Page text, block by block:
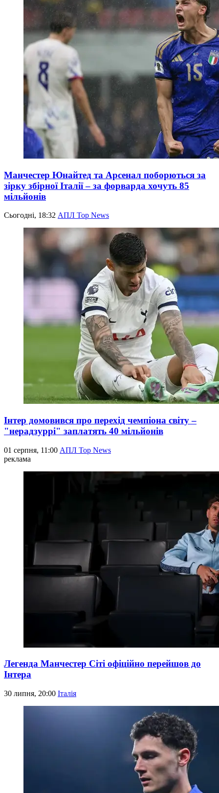
Манчестер Юнайтед та Арсенал поборються за
зірку збірної Італії – за форварда хочуть 85
мільйонів
Сьогодні, 18:32 АПЛ Top News
Інтер домовився про перехід чемпіона світу –
"нерадзуррі" заплатять 40 мільйонів
01 серпня, 11:00 АПЛ Top News
реклама
Легенда Манчестер Сіті офіційно перейшов до
Інтера
30 липня, 20:00 Італія